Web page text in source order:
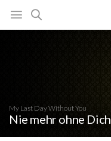
My Last Day Without You
Nie mehr ohne Dich